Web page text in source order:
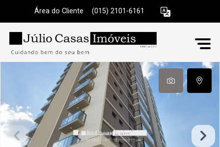
Área do Cliente (015) 2101-6161